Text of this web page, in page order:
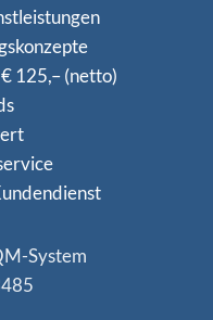
125,– (netto)
System